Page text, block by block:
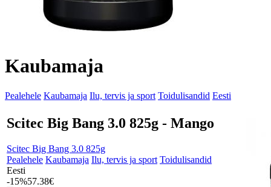
Kaubamaja
Pealehele Kaubamaja Ilu, tervis ja sport Toidulisandid Eesti
Scitec Big Bang 3.0 825g - Mango
Scitec Big Bang 3.0 825g
Pealehele Kaubamaja Ilu, tervis ja sport Toidulisandid
Eesti
-15%57.38€